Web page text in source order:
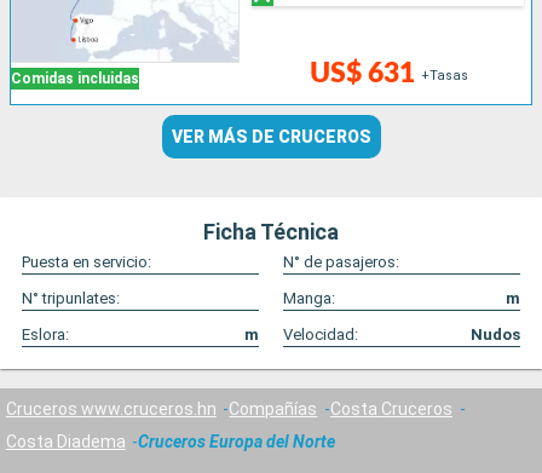
Comidas incluidas US$ 631 +Tasas
VER MÁS DE CRUCEROS
Ficha Técnica
Puesta en servicio:
N° de pasajeros:
N° tripunlates:
Manga:
m
Eslora:
m Velocidad: Nudos
Cruceros www.cruceros.hn Compañías
Costa Cruceros
Costa Diadema
Cruceros Europa del Norte